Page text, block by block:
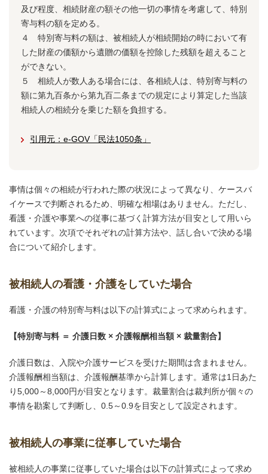
及び程度、相続財産の額その他一切の事情を考慮して、特別
寄与料の額を定める。
４ 特別寄与料の額は、被相続人が相続開始の時において有
した財産の価額から遺贈の価額を控除した残額を超えること
ができない。
５ 相続人が数人ある場合には、各相続人は、特別寄与料の
額に第九百条から第九百二条までの規定により算定した当該
相続人の相続分を乗じた額を負担する。
引用元：e-GOV「民法1050条」
事情は個々の相続が行われた際の状況によって異なり、ケースバ
イケースで判断されるため、明確な相場はありません。ただし、
看護・介護や事業への従事に基づく計算方法が目安として用いら
れています。次項でそれぞれの計算方法や、話し合いで決める場
合について紹介します。
被相続人の看護・介護をしていた場合
看護・介護の特別寄与料は以下の計算式によって求められます。
【特別寄与料 ＝ 介護日数 × 介護報酬相当額 × 裁量割合】
介護日数は、入院や介護サービスを受けた期間は含まれません。
介護報酬相当額は、介護報酬基準から計算します。通常は1日あた
り5,000～8,000円が目安となります。裁量割合は裁判所が個々の
事情を勘案して判断し、0.5～0.9を目安として設定されます。
被相続人の事業に従事していた場合
被相続人の事業に従事していた場合は以下の計算式によって求め